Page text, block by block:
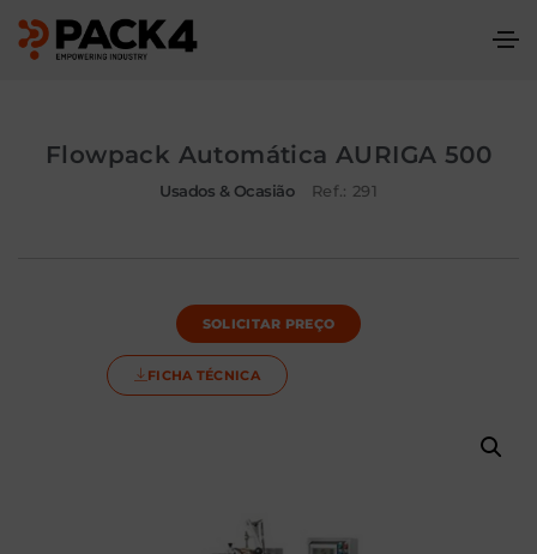
Flowpack Automática AURIGA 500
Usados & Ocasião Ref.: 291
SOLICITAR PREÇO
FICHA TÉCNICA